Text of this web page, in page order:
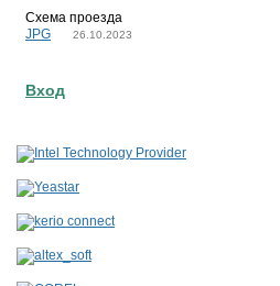
Схема проезда
JPG
26.10.2023
Вход